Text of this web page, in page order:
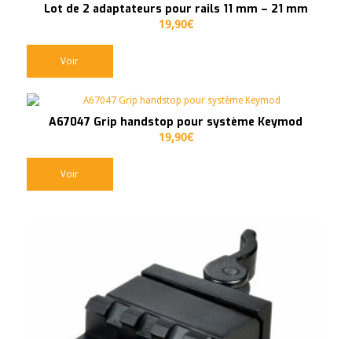
Lot de 2 adaptateurs pour rails 11 mm – 21 mm
19,90€
Voir
A67047 Grip handstop pour système Keymod
19,90€
Voir